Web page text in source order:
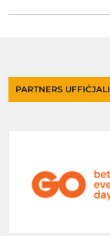
PARTNERS UFFIĊJALI